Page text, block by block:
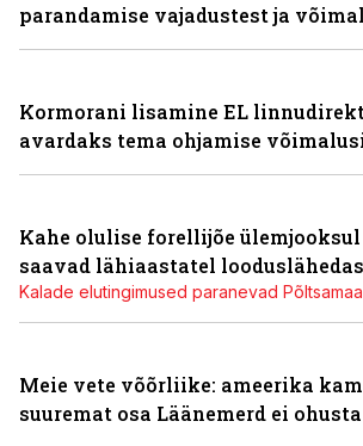
parandamise vajadustest ja
Kormorani lisamine EL
avardaks tema ohjamise
Kahe olulise forellijõe
saavad lähiaastatel
Kalade elutingimused paranevad
Meie vete võõrliike: ameerika
suuremat osa Läänemerd ei ohusta